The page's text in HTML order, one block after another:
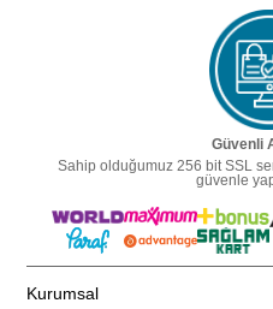
Güvenli
Sahip olduğumuz 256 bit SSL
güvenle
Kurumsal